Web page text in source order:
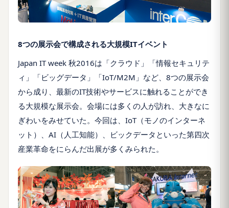
8つの展示会で構成される大規模ITイベント
Japan IT week 秋2016は「クラウド」「情報セキュリテ
ィ」「ビッグデータ」「IoT/M2M」など、8つの展示会
から成り、最新のIT技術やサービスに触れることができ
る大規模な展示会。会場には多くの人が訪れ、大きなに
ぎわいをみせていた。今回は、IoT（モノのインターネ
ット）、AI（人工知能）、ビックデータといった第四次
産業革命をにらんだ出展が多くみられた。